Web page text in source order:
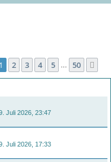
1von 50
1 2 3 4 5 50
Juli 2026, 23:47
Juli 2026, 17:33